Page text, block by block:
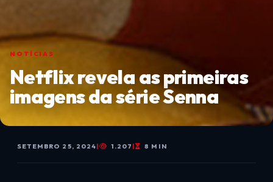
NOTÍCIAS
Netflix revela as primeiras
imagens da série Senna
SETEMBRO 25, 2024| 1.207 | 8 MIN